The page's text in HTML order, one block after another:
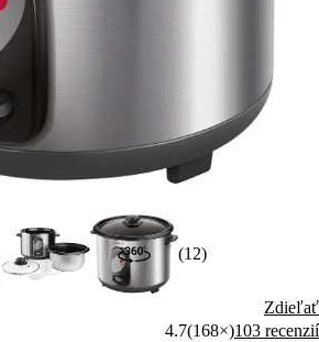
(12)
Zdieľať
4.7(168×)103 recenzií